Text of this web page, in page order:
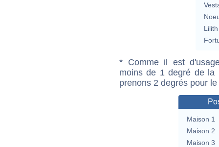
Lilith
* Comme il est
moins de 1 degré de la
prenons 2 degrés pour
Maison 1
Maison 2
Maison 3